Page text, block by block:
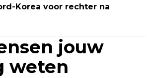
Korea voor rechter na
jouw
weten